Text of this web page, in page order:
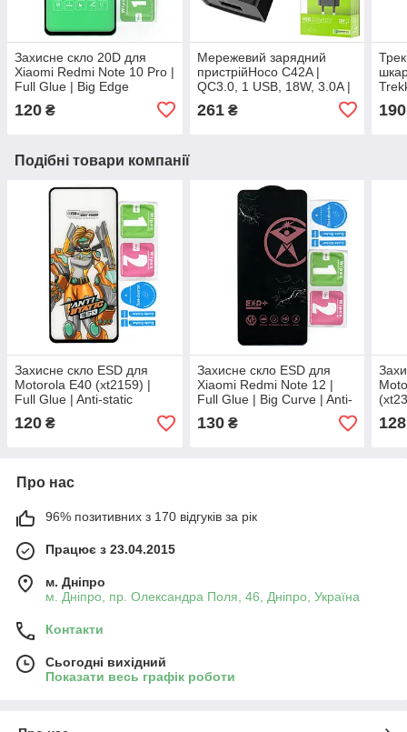
Захисне скло 20D для
Xiaomi Redmi Note 10 Pro |
Full Glue | Big Edge
120 ₴
Мережевий зарядний
пристрійHoco C42A |
QC3.0, 1 USB, 18W, 3.0A |
261₴
M /
190
Подібні товари компанії
Захисне скло ESD для
Motorola E40 (xt2159) |
Full Glue | Anti-static
120 ₴
Захисне скло ESD для
Xiaomi Redmi Note 12 |
Full Glue | Big Curve | Anti-
static
130₴ 128
Про нас
96% позитивних з 170 відгуків за рік
Працює з 23.04.2015
м. Дніпро
м. Дніпро, пр. Олександра Поля, 46, Дніпро, Україна
Контакти
Сьогодні вихідний
Показати весь графік роботи